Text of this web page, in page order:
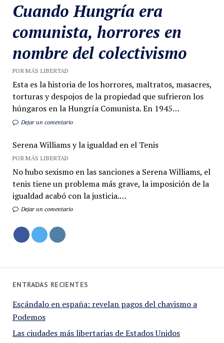
Cuando Hungría era
comunista, horrores en
nombre del colectivismo
POR MÁS LIBERTAD
Esta es la historia de los horrores, maltratos, masacres,
torturas y despojos de la propiedad que sufrieron los
húngaros en la Hungría Comunista. En 1945…
Dejar un comentario
Serena Williams y la igualdad en el Tenis
POR MÁS LIBERTAD
No hubo sexismo en las sanciones a Serena Williams, el
tenis tiene un problema más grave, la imposición de la
igualdad acabó con la justicia.…
Dejar un comentario
ENTRADAS RECIENTES
Escándalo en españa: revelan pagos del chavismo a
Podemos
Las ciudades más libertarias de Estados Unidos